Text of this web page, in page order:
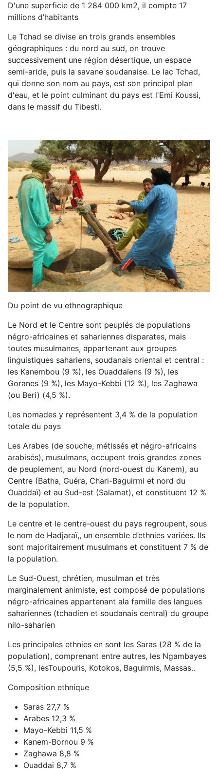
D'une superficie de 1 284 000 km2, il compte 17
millions d’habitants
Le Tchad se divise en trois grands ensembles
géographiques : du nord au sud, on trouve
successivement une région désertique, un espace
semi-aride, puis la savane soudanaise. Le lac Tchad,
qui donne son nom au pays, est son principal plan
d'eau, et le point culminant du pays est l'Emi Koussi,
dans le massif du Tibesti.
Du point de vu ethnographique
Le Nord et le Centre sont peuplés de populations
négro-africaines et sahariennes disparates, mais
toutes musulmanes, appartenant aux groupes
linguistiques sahariens, soudanais oriental et central :
les Kanembou (9 %), les Ouaddaïens (9 %), les
Goranes (9 %), les Mayo-Kebbi (12 %), les Zaghawa
(ou Beri) (4,5 %).
Les nomades y représentent 3,4 % de la population
totale du pays
Les Arabes (de souche, métissés et négro-africains
arabisés), musulmans, occupent trois grandes zones
de peuplement, au Nord (nord-ouest du Kanem), au
Centre (Batha, Guéra, Chari-Baguirmi et nord du
Ouaddaï) et au Sud-est (Salamat), et constituent 12 %
de la population.
Le centre et le centre-ouest du pays regroupent, sous
le nom de Hadjaraï,, un ensemble d’ethnies variées. Ils
sont majoritairement musulmans et constituent 7 % de
la population.
Le Sud-Ouest, chrétien, musulman et très
marginalement animiste, est composé de populations
négro-africaines appartenant ala famille des langues
sahariennes (tchadien et soudanais central) du groupe
nilo-saharien
Les principales ethnies en sont les Saras (28 % de la
population), comprenant entre autres, les Ngambayes
(5,5 %), lesToupouris, Kotokos, Baguirmis, Massas..
Composition ethnique
Saras 27,7 %
Arabes 12,3 %
Mayo-Kebbi 11,5 %
Kanem-Bornou 9 %
Zaghawa 8,8 %
Ouaddai 8,7 %